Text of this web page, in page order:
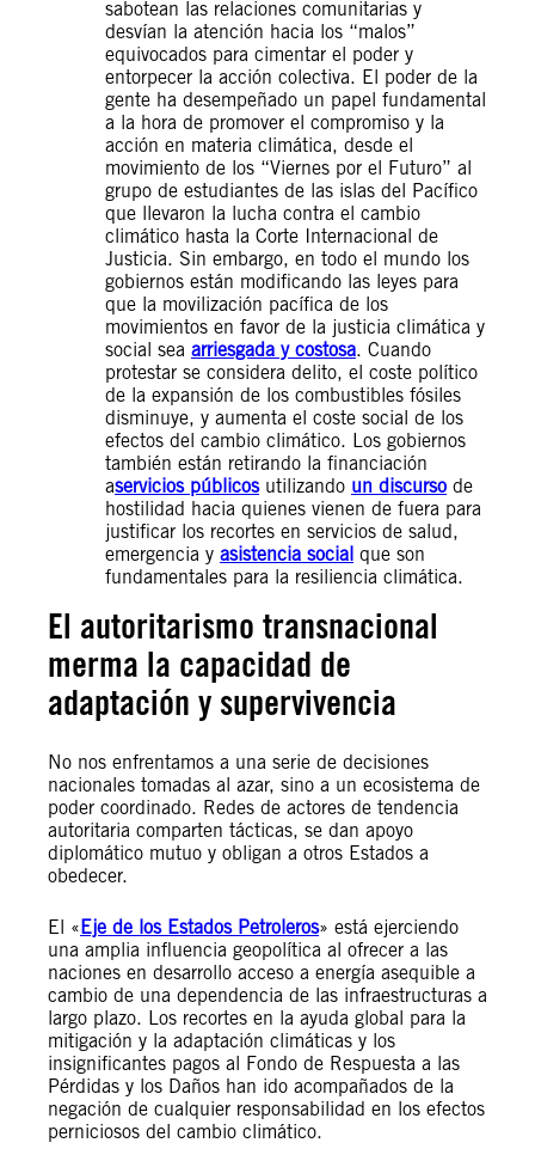
sabotean las relaciones comunitarias y
desvían la atención hacia los “malos”
equivocados para cimentar el poder y
entorpecer la acción colectiva. El poder de la
gente ha desempeñado un papel fundamental
a la hora de promover el compromiso y la
acción en materia climática, desde el
movimiento de los “Viernes por el Futuro” al
grupo de estudiantes de las islas del Pacífico
que llevaron la lucha contra el cambio
climático hasta la Corte Internacional de
Justicia. Sin embargo, en todo el mundo los
gobiernos están modificando las leyes para
que la movilización pacífica de los
movimientos en favor de la justicia climática y
social sea arriesgada y costosa. Cuando
protestar se considera delito, el coste político
de la expansión de los combustibles fósiles
disminuye, y aumenta el coste social de los
efectos del cambio climático. Los gobiernos
también están retirando la financiación
aservicios públicosutilizando un discurso de
hostilidad hacia quienes vienen de fuera para
justificar los recortes en servicios de salud,
emergencia y asistencia social que son
fundamentales para la resiliencia climática.
El autoritarismo transnacional
merma la capacidad de
adaptación y supervivencia
No nos enfrentamos a una serie de decisiones
nacionales tomadas al azar, sino a un ecosistema de
poder coordinado. Redes de actores de tendencia
autoritaria comparten tácticas, se dan apoyo
diplomático mutuo y obligan a otros Estados a
obedecer.
El «Eje de los Estados Petroleros» está ejerciendo
una amplia influencia geopolítica al ofrecer a las
naciones en desarrollo acceso a energía asequible a
cambio de una dependencia de las infraestructuras a
largo plazo. Los recortes en la ayuda global para la
mitigación y la adaptación climáticas y los
insignificantes pagos al Fondo de Respuesta a las
Pérdidas y los Daños han ido acompañados de la
negación de cualquier responsabilidad en los efectos
perniciosos del cambio climático.